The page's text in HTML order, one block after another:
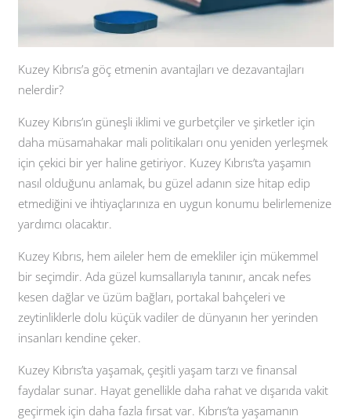
Kuzey Kıbrıs’a göç etmenin avantajları ve dezavantajları
nelerdir?
Kuzey Kıbrıs’ın güneşli iklimi ve gurbetçiler ve şirketler için
daha müsamahakar mali politikaları onu yeniden yerleşmek
için çekici bir yer haline getiriyor. Kuzey Kıbrıs’ta yaşamın
nasıl olduğunu anlamak, bu güzel adanın size hitap edip
etmediğini ve ihtiyaçlarınıza en uygun konumu belirlemenize
yardımcı olacaktır.
Kuzey Kıbrıs, hem aileler hem de emekliler için mükemmel
bir seçimdir. Ada güzel kumsallarıyla tanınır, ancak nefes
kesen dağlar ve üzüm bağları, portakal bahçeleri ve
zeytinliklerle dolu küçük vadiler de dünyanın her yerinden
insanları kendine çeker.
Kuzey Kıbrıs’ta yaşamak, çeşitli yaşam tarzı ve finansal
faydalar sunar. Hayat genellikle daha rahat ve dışarıda vakit
geçirmek için daha fazla fırsat var. Kıbrıs’ta yaşamanın